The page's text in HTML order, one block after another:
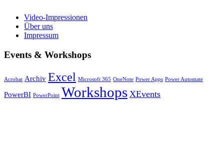
Video-Impressionen
Über uns
Impressum
Events & Workshops
Acrobat Archiv Excel Microsoft 365 OneNote Power Apps Power Automate
PowerBI PowerPoint Workshops XEvents